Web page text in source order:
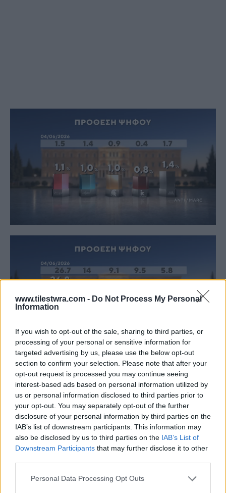
www.tilestwra.com - Do Not Process My Personal
Information
If you wish to opt-out of the sale, sharing to third parties, or
processing of your personal or sensitive information for
targeted advertising by us, please use the below opt-out
section to confirm your selection. Please note that after your
opt-out request is processed you may continue seeing
interest-based ads based on personal information utilized by
us or personal information disclosed to third parties prior to
your opt-out. You may separately opt-out of the further
disclosure of your personal information by third parties on the
IAB’s list of downstream participants. This information may
also be disclosed by us to third parties on the IAB’s List of
Downstream Participants that may further disclose it to other
Personal Data Processing Opt Outs